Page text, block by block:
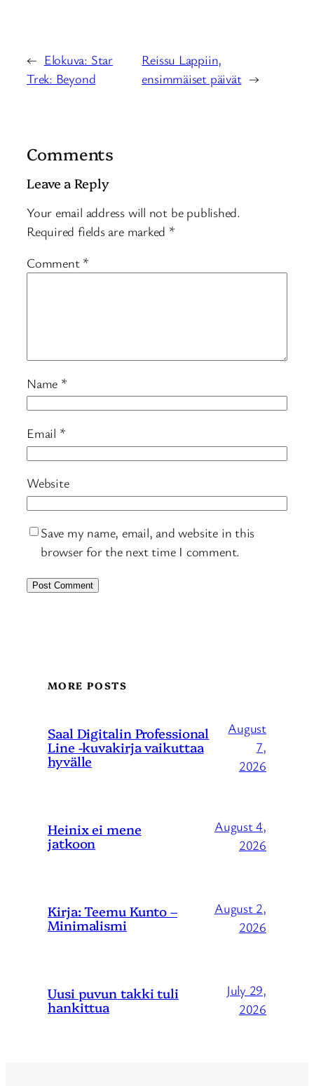
← Elokuva: Star
Trek: Beyond
Reissu Lappiin,
ensimmäiset päivät →
Comments
Leave a Reply
Your email address will not be published.
Required fields are marked *
Comment *
Name *
Email *
Website
Save my name, email, and website in this
browser for the next time I comment.
MORE POSTS
Saal Digitalin Professional
Line -kuvakirja vaikuttaa
hyvälle
August
7,
2026
Heinix ei mene
jatkoon
August 4,
2026
Kirja: Teemu Kunto –
Minimalismi
August 2,
2026
Uusi puvun takki tuli
hankittua
July 29,
2026